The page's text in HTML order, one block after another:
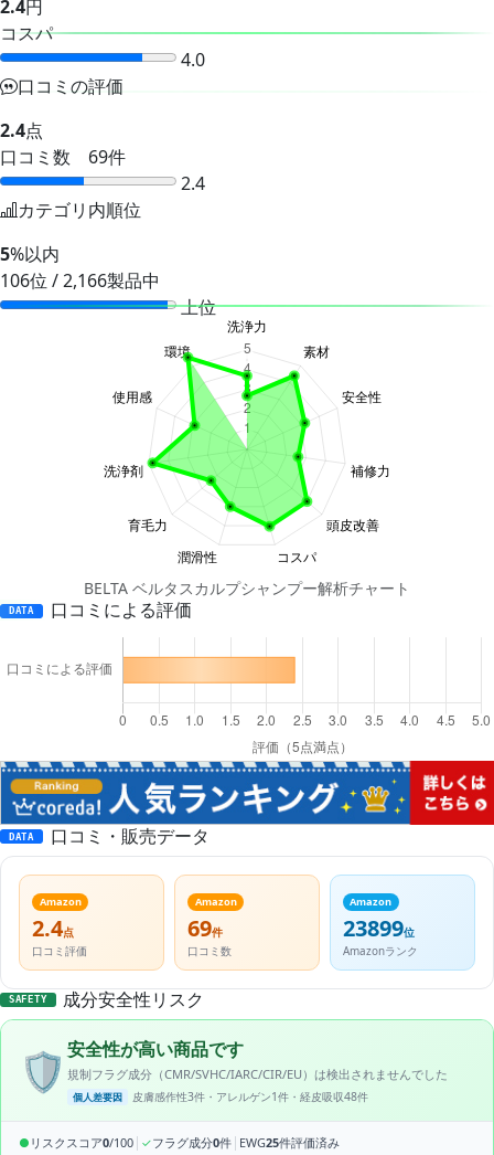
2.4円
コスパ
4.0
口コミの評価
2.4点
口コミ数 69件
2.4
カテゴリ内順位
5%以内
106位 / 2,166製品中
上位
BELTA ベルタスカルプシャンプー解析チャート
DATA 口コミによる評価
DATA 口コミ・販売データ
Amazon
2.4点
口コミ評価
Amazon
69件
口コミ数
Amazon
23899位
Amazonランク
SAFETY 成分安全性リスク
🛡️安全性が高い商品です
規制フラグ成分（CMR/SVHC/IARC/CIR/EU）は検出されませんでした
個人差要因 皮膚感作性3件・アレルゲン1件・経皮吸収48件
● リスクスコア0/100 | ✓フラグ成分0件 | EWG25件評価済み